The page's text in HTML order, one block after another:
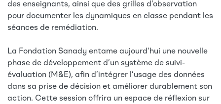
des enseignants, ainsi que des grilles d’observation
pour documenter les dynamiques en classe pendant les
séances de remédiation.
La Fondation Sanady entame aujourd’hui une nouvelle
phase de développement d’un système de suivi-
évaluation (M&E), afin d’intégrer l’usage des données
dans sa prise de décision et améliorer durablement son
action. Cette session offrira un espace de réflexion sur